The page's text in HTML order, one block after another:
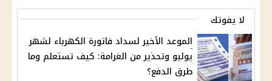
لا يفوتك
الموعد الأخير لسداد فاتورة الكهرباء لشهر
يوليو وتحذير من الغرامة: كيف تستعلم وما
طرق الدفع؟